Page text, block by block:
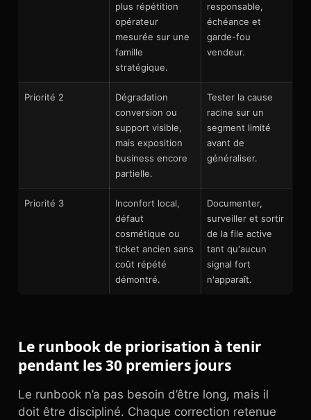
plus répétition
opérateur
mesurée sur une
famille
stratégique.
responsable,
échéance et
garde-fou
vendeur.
Priorité 2
Dégradation
conversion ou
support visible,
mais exposition
business encore
partielle.
Tester la cause
racine sur un
segment limité
avant de
généraliser.
Priorité 3
Inconfort local,
défaut
cosmétique ou
ticket ancien sans
coût répété
démontré.
Documenter,
surveiller et sortir
de la file active
tant qu'aucun
signal fort
n'apparaît.
Le runbook de priorisation à tenir
pendant les 30 premiers jours
Le runbook n’a pas besoin d’être long, mais il
doit être discipliné. Chaque correction retenue